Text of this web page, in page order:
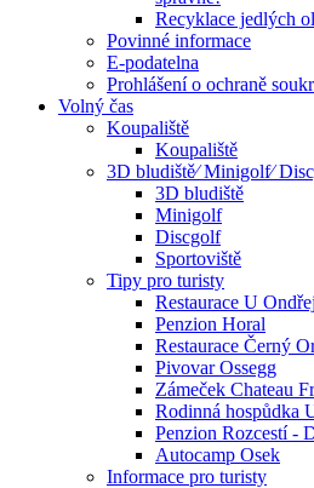
Recyklace jedlých
Povinné informace
E-podatelna
Prohlášení o ochraně
Volný čas
Koupaliště
Koupaliště
3D bludiště⁄ Minigolf⁄
3D bludiště
Minigolf
Discgolf
Sportoviště
Tipy pro turisty
Restaurace U
Penzion Horal
Restaurace Černý
Pivovar Ossegg
Zámeček Chateau
Rodinná hospůdka
Penzion Rozcestí -
Autocamp Osek
Informace pro turisty